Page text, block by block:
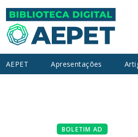
AEPET Apresentações
BOLETIM AD